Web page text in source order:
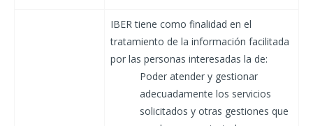
IBER tiene como finalidad en el
tratamiento de la información facilitada
por las personas interesadas la de:
Poder atender y gestionar
adecuadamente los servicios
solicitados y otras gestiones que